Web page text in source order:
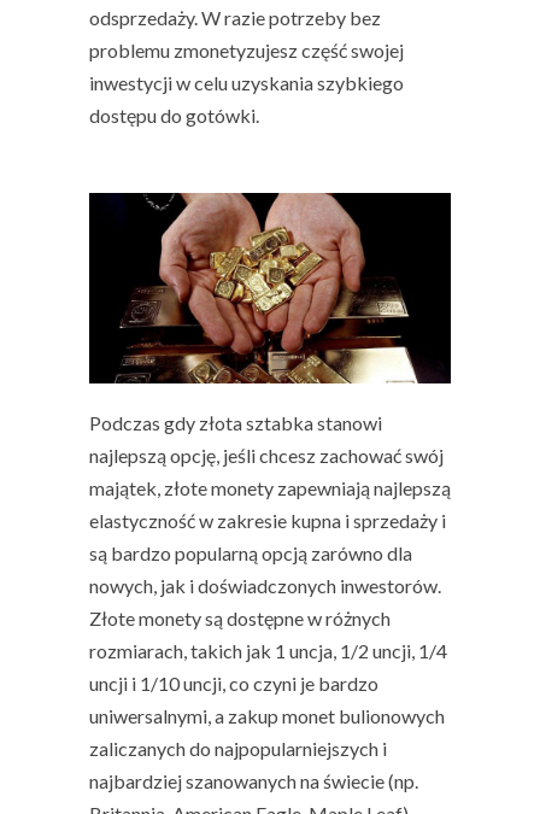
odsprzedaży. W razie potrzeby bez
problemu zmonetyzujesz część swojej
inwestycji w celu uzyskania szybkiego
dostępu do gotówki.
Podczas gdy złota sztabkastanowi
najlepszą opcję, jeśli chcesz zachować swój
majątek, złote monety zapewniają najlepszą
elastyczność w zakresie kupna i sprzedaży i
są bardzo popularną opcją zarówno dla
nowych, jak i doświadczonych inwestorów.
Złote monety są dostępne w różnych
rozmiarach, takich jak 1 uncja, 1/2 uncji, 1/4
uncji i 1/10 uncji, co czyni je bardzo
uniwersalnymi, a zakup monet bulionowych
zaliczanych do najpopularniejszych i
najbardziej szanowanych na świecie (np.